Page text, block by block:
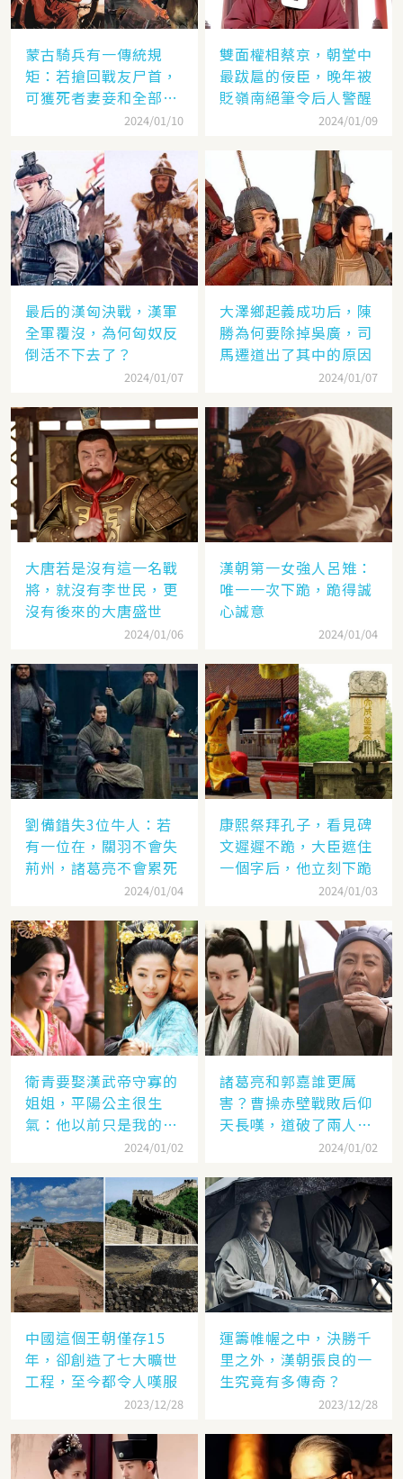
蒙古騎兵有一傳統規
矩：若搶回戰友尸首，
可獲死者妻妾和全部牲
2024/01/10
雙面權相蔡京，朝堂中
最跋扈的佞臣，晚年被
貶嶺南絕筆令后人警醒
2024/01/09
最后的漢匈決戰，漢軍
全軍覆沒，為何匈奴反
倒活不下去了？
2024/01/07
大澤鄉起義成功后，陳
勝為何要除掉吳廣，司
馬遷道出了其中的原因
2024/01/07
大唐若是沒有這一名戰
將，就沒有李世民，更
沒有後來的大唐盛世
2024/01/06
漢朝第一女強人呂雉：
唯一一次下跪，跪得誠
心誠意
2024/01/04
劉備錯失3位牛人：若
有一位在，關羽不會失
荊州，諸葛亮不會累死
2024/01/04
康熙祭拜孔子，看見碑
文遲遲不跪，大臣遮住
一個字后，他立刻下跪
2024/01/03
衛青要娶漢武帝守寡的
姐姐，平陽公主很生
氣：他以前只是我的奴
2024/01/02
諸葛亮和郭嘉誰更厲
害？曹操赤壁戰敗后仰
天長嘆，道破了兩人高
2024/01/02
中國這個王朝僅存15
年，卻創造了七大曠世
工程，至今都令人嘆服
2023/12/28
運籌帷幄之中，決勝千
里之外，漢朝張良的一
生究竟有多傳奇？
2023/12/28